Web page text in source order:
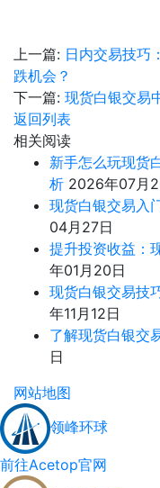
上一篇: 日内交易技巧
跌机会？
下一篇: 现货白银交易
返回列表
相关阅读
新手怎么玩现货
析 2026年07月
现货白银交易入
04月27日
提升投资收益：
年01月20日
现货白银交易技
年11月12日
了解现货白银交
日
网站地图
领峰环球
前往Acetop官网